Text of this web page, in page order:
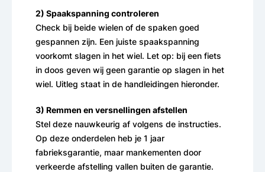
2) Spaakspanning controleren
Check bij beide wielen of de spaken goed
gespannen zijn. Een juiste spaakspanning
voorkomt slagen in het wiel. Let op: bij een fiets
in doos geven wij geen garantie op slagen in het
wiel. Uitleg staat in de handleidingen hieronder.
3) Remmen en versnellingen afstellen
Stel deze nauwkeurig af volgens de instructies.
Op deze onderdelen heb je 1 jaar
fabrieksgarantie, maar mankementen door
verkeerde afstelling vallen buiten de garantie.